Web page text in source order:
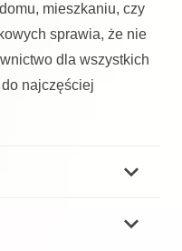
mieszkaniu, czy
sprawia, że nie
dla wszystkich
najczęściej